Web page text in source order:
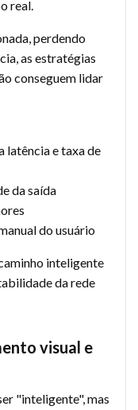
real.
perdendo
as estratégias
conseguem lidar
latência e taxa de
da saída
do usuário
inteligente
da rede
visual e
"inteligente", mas